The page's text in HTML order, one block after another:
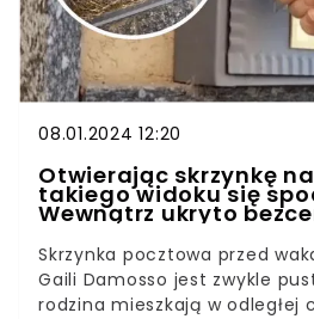
08.01.2024 12:20
Otwierając skrzynkę
takiego widoku się
Wewnątrz ukryto
Skrzynka pocztowa przed
Gaili Damosso jest zwykle
rodzina mieszkają w odległej